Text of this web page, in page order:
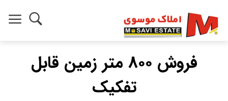
فروش ۸۰۰ متر زمین قابل
تفکیک